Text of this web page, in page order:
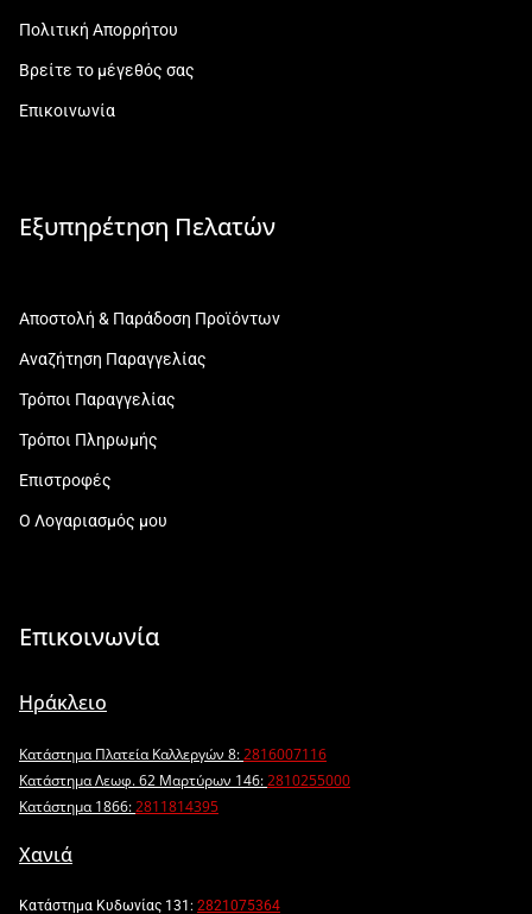
Πολιτική Απορρήτου
Βρείτε το μέγεθός σας
Επικοινωνία
Εξυπηρέτηση Πελατών
Αποστολή & Παράδοση Προϊόντων
Αναζήτηση Παραγγελίας
Τρόποι Παραγγελίας
Τρόποι Πληρωμής
Επιστροφές
Ο Λογαριασμός μου
Επικοινωνία
Ηράκλειο
Κατάστημα Πλατεία Καλλεργών 8:2816007116
Κατάστημα Λεωφ. 62 Μαρτύρων 146:2810255000
Κατάστημα 1866:2811814395
Χανιά
Κατάστημα Κυδωνίας 131: 2821075364